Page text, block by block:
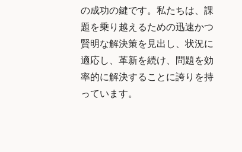
の成功の鍵です。私たちは、課
題を乗り越えるための迅速かつ
賢明な解決策を見出し、状況に
適応し、革新を続け、問題を効
率的に解決することに誇りを持
っています。